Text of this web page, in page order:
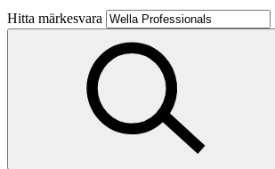
Butiker
Mat och dryck
Evenemang
Erbjudanden
Hitta märkesvara